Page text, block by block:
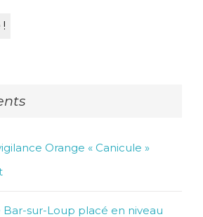
Orange « Canicule »
Bar-sur-Loup placé en niveau